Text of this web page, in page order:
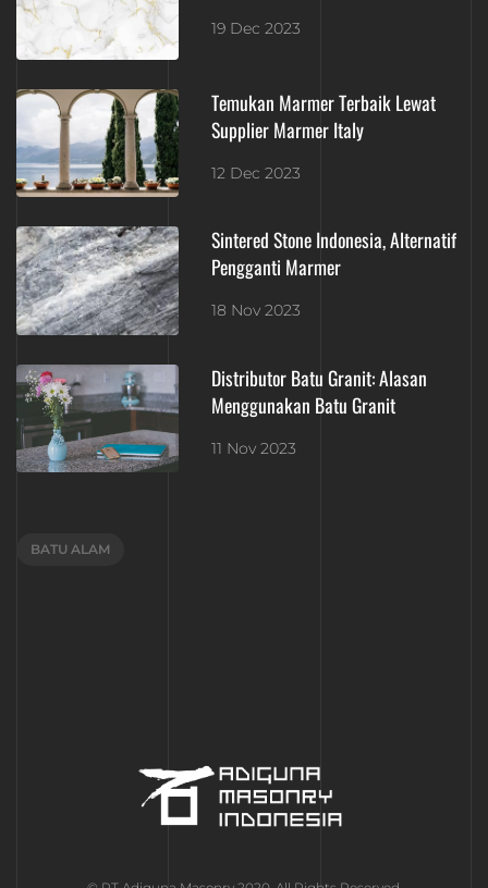
19 Dec 2023
Temukan Marmer Terbaik Lewat
Supplier Marmer Italy
12 Dec 2023
Sintered Stone Indonesia, Alternatif
Pengganti Marmer
18 Nov 2023
Distributor Batu Granit: Alasan
Menggunakan Batu Granit
11 Nov 2023
BATU ALAM